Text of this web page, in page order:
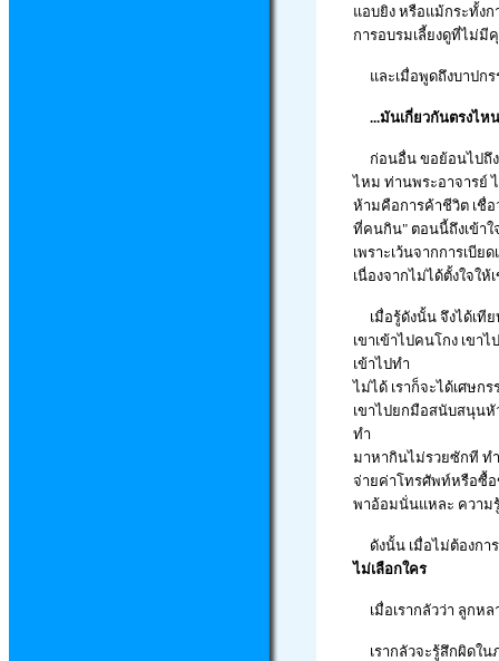
แอบยิง หรือแม้กระทั้งก
การอบรมเลี้ยงดูที่ไม่
และเมื่อพูดถึงบาปกร
...มันเกี่ยวกันตรงไห
ก่อนอื่น ขอย้อนไปถึง
ไหม ท่านพระอาจารย์
ห้ามคือการค้าชีวิต เชื่
ที่คนกิน" ตอนนี้ถึงเข้าใ
เพราะเว้นจากการเบี
เนื่องจากไม่ได้ตั้งใจใ
เมื่อรู้ดังนั้น จึงได้เทีย
เขาเข้าไปคนโกง เขา
เข้าไปทำ
ไม่ได้ เราก็จะได้เศษก
เขาไปยกมือสนับสนุนหั
ทำ
มาหากินไม่รวยซักที ทำ
จ่ายค่าโทรศัพท์หรือซื้อ
พาอ้อมนั่นแหละ ความ
ดังนั้น เมื่อไม่ต้องกา
ไม่เลือกใคร
เมื่อเรากลัวว่า ลูกหล
เรากลัวจะรู้สึกผิดใน